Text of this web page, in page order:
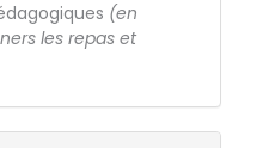
(en
les repas et